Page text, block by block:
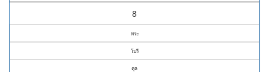
8
พระ
โบรี
คุล